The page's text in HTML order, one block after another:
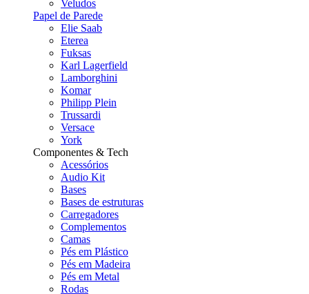
Veludos
Papel de Parede
Elie Saab
Eterea
Fuksas
Karl Lagerfield
Lamborghini
Komar
Philipp Plein
Trussardi
Versace
York
Componentes & Tech
Acessórios
Audio Kit
Bases
Bases de estruturas
Carregadores
Complementos
Camas
Pés em Plástico
Pés em Madeira
Pés em Metal
Rodas